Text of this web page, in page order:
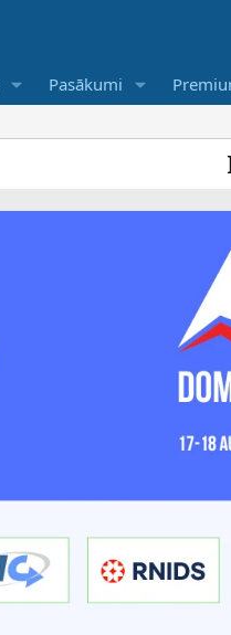
Pasākumi
IBF ir tikai